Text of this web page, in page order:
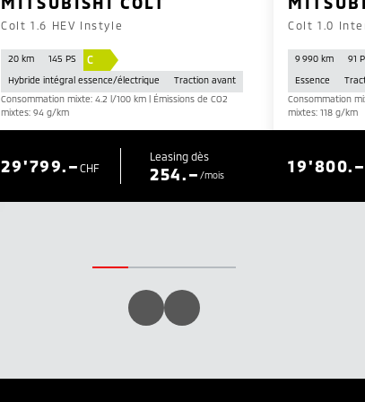
Colt 1.6 HEV Instyle
20 km 145 PS C
Hybride intégral essence/électrique
Traction avant
Consommation mixte: 4.2 l/100 km | Émissions de CO2
mixtes: 94 g/km
CHF
29'799.– Leasing dès
254.– /mois
Colt 1.0
9 990 km 91
Essence
Consommation
mixtes: 118 g/km
19'800.–